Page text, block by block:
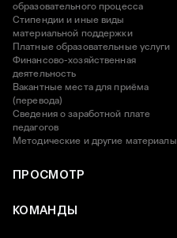
образовательного процесса
Стипендии и иные виды
материальной поддержки
Платные образовательные услуги
Финансово-хозяйственная
деятельность
Вакантные места для приёма
(перевода)
Сведения о заработной плате
педагогов
Методические и другие материалы
ПРОСМОТР
КОМАНДЫ